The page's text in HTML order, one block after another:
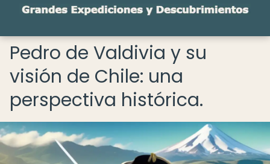
Pedro de Valdivia y su
visión de Chile: una
perspectiva histórica.